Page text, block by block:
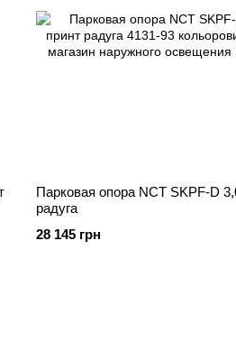
Парковая опора NCT SKPF-D
радуга
28 145 грн